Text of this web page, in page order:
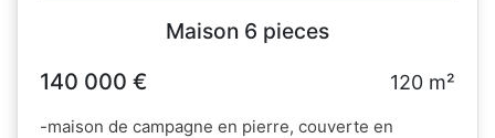
Maison 6 pieces
140 000 €
120 m²
-maison de campagne en pierre, couverte en